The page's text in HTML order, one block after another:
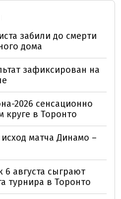
забили до смерти
дома
зафиксирован на
2026 сенсационно
круге в Торонто
матча Динамо –
августа сыграют
турнира в Торонто